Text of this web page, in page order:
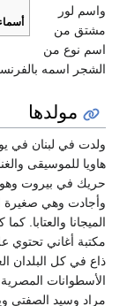
واسم لور
مشتق من
اسم نوع من
الشجر اسمه
مولدها
هاويا للموسيقى
حريك في بيروت وهو
وأجادت وهي صغيرة
الميجانا والعتابا.
مكتبة أغاني تحتوي
ذاع في كل البلدان
الأسطوانات
مراد وسيد الصفتي